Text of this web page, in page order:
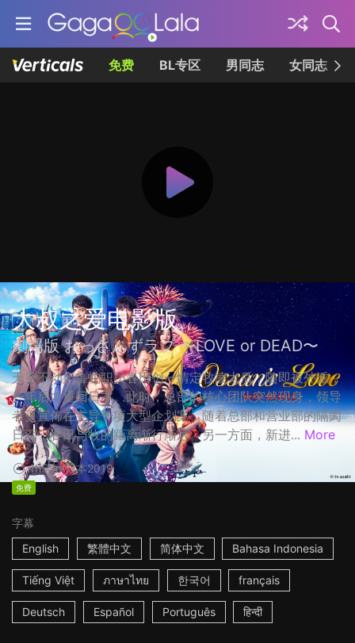
免费 BL专区 男同志 女同志
大叔之爱电影版
劇場版 おっさんずラブ 〜LOVE or DEAD〜
天空不动产鲁蛇职员春田创一情定牧凌太后，随即被外派，
一年后才重回日本。此时，总部的核心团队突然现身，领导
者更宣佈在主导一项大型企划案，随着总部和营业部的隔阂
日深，春田与牧的距离渐行渐远。另一方面，新进... More
1h53m日本2019
免费
字幕
English
繁體中文 简体中文 Bahasa Indonesia
Tiếng Việt ภาษาไทย 한국어 français
Deutsch Español Português हिन्दी